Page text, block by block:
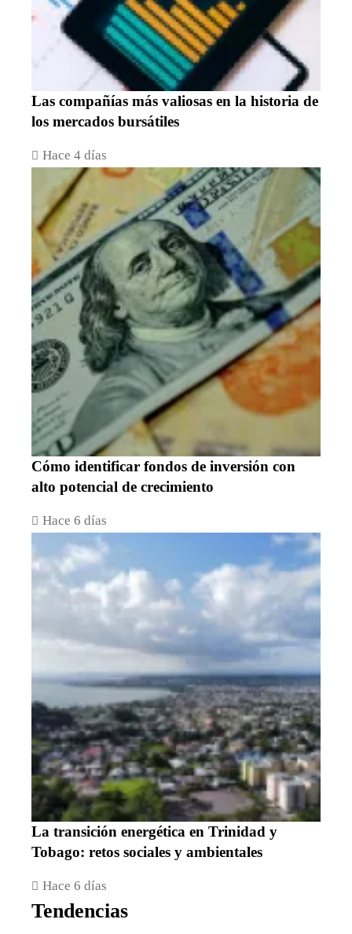
Las compañías más valiosas en la historia de
los mercados bursátiles
Hace 4 días
Cómo identificar fondos de inversión con
alto potencial de crecimiento
Hace 6 días
La transición energética en Trinidad y
Tobago: retos sociales y ambientales
Hace 6 días
Tendencias